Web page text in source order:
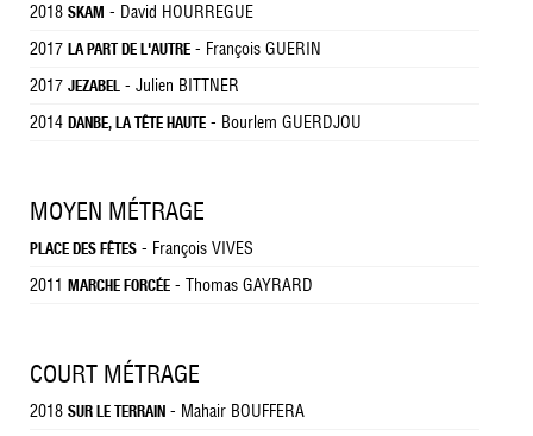
2018 SKAM - David HOURREGUE
2017 LA PART DE L'AUTRE - François GUERIN
2017 JEZABEL - Julien BITTNER
2014 DANBE, LA TÊTE HAUTE - Bourlem GUERDJOU
MOYEN MÉTRAGE
PLACE DES FÊTES - François VIVES
2011 MARCHE FORCÉE - Thomas GAYRARD
COURT MÉTRAGE
2018 SUR LE TERRAIN - Mahair BOUFFERA